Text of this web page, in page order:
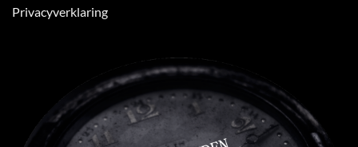
Privacyverklaring